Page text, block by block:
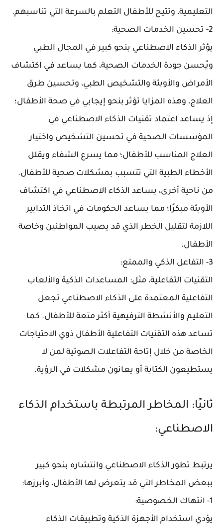
التعليمية، وتتيح للأطفال التعلم بالسرعة التي تناسبهم.
2- تحسين الخدمات الصحية:
يؤثر الذكاء الاصطناعي بنحو كبير في المجال الطبي
ويُحسن جودة الخدمات الصحية، كما يساعد في اكتشاف
الأمراض والأوبئة والتشخيص الطبي، وتحسين طرق
العلاج، وهذه المزايا تؤثر بنحو إيجابي في صحة الأطفال؛
إذ يساعد اعتماد تقنيات الذكاء الاصطناعي في
المؤسسات الصحية في تحسين التشخيص واختيار
العلاج المناسب للأطفال؛ مما يسرع الشفاء ويقلل
الأخطاء الطبية التي تتسبب بمشكلات صحية للأطفال.
من ناحية أخرى، يساعد الذكاء الاصطناعي في اكتشاف
الأوبئة مبكرًا؛ مما يساعد الحكومات في اتخاذ التدابير
اللازمة لتقليل الخطر الذي قد يصيب المواطنين وخاصة
الأطفال.
3- التفاعل الذكي والممتع:
التقنيات التفاعلية، مثل: المساعدات الذكية والألعاب
التفاعلية المعتمدة على الذكاء الاصطناعي تجعل
التعليم والأنشطة الترفيهية أكثر متعة للأطفال. كما
تساعد هذه التقنيات التفاعلية الأطفال ذوي الاحتياجات
الخاصة من خلال إتاحة التفاعلات الصوتية لمن لا
يستطيعون الكتابة أو يعانون مشكلات في الرؤية.
ثانيًا: المخاطر المرتبطة باستخدام الذكاء
الاصطناعي:
يرتبط تطور الذكاء الاصطناعي وانتشاره بنحو كبير
ببعض المخاطر التي قد يتعرض لها الأطفال، وأبرزها:
1- انتهاك الخصوصية:
يؤدي استخدام الأجهزة الذكية وتطبيقات الذكاء